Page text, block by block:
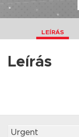
LEÍRÁS
Leírás
Urgent